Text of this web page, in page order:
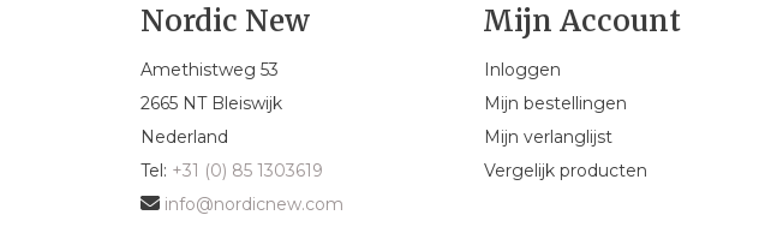
Nordic New
Amethistweg 53
2665 NT Bleiswijk
Nederland
Tel: +31 (0) 85 1303619
info@nordicnew.com
Mijn Account
Inloggen
Mijn bestellingen
Mijn verlanglijst
Vergelijk producten